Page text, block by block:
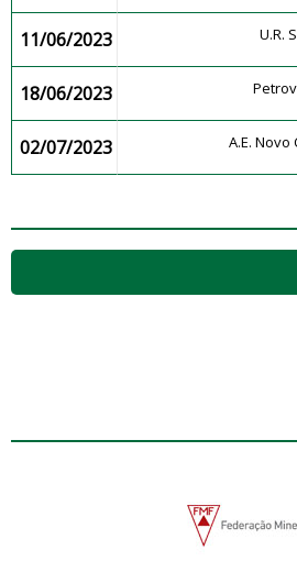
11/06/2023 U.R.
18/06/2023
02/07/2023 A.E. Novo